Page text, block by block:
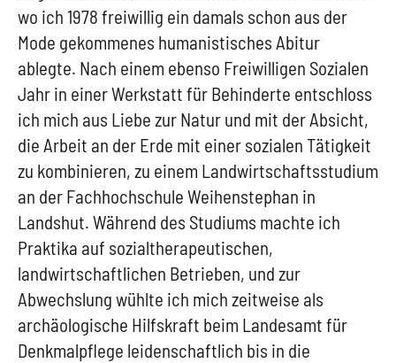
wo ich 1978 freiwillig ein damals schon aus der
Mode gekommenes humanistisches Abitur
ablegte. Nach einem ebenso Freiwilligen Sozialen
Jahr in einer Werkstatt für Behinderte entschloss
ich mich aus Liebe zur Natur und mit der Absicht,
die Arbeit an der Erde mit einer sozialen Tätigkeit
zu kombinieren, zu einem Landwirtschaftsstudium
an der Fachhochschule Weihenstephan in
Landshut. Während des Studiums machte ich
Praktika auf sozialtherapeutischen,
landwirtschaftlichen Betrieben, und zur
Abwechslung wühlte ich mich zeitweise als
archäologische Hilfskraft beim Landesamt für
Denkmalpflege leidenschaftlich bis in die